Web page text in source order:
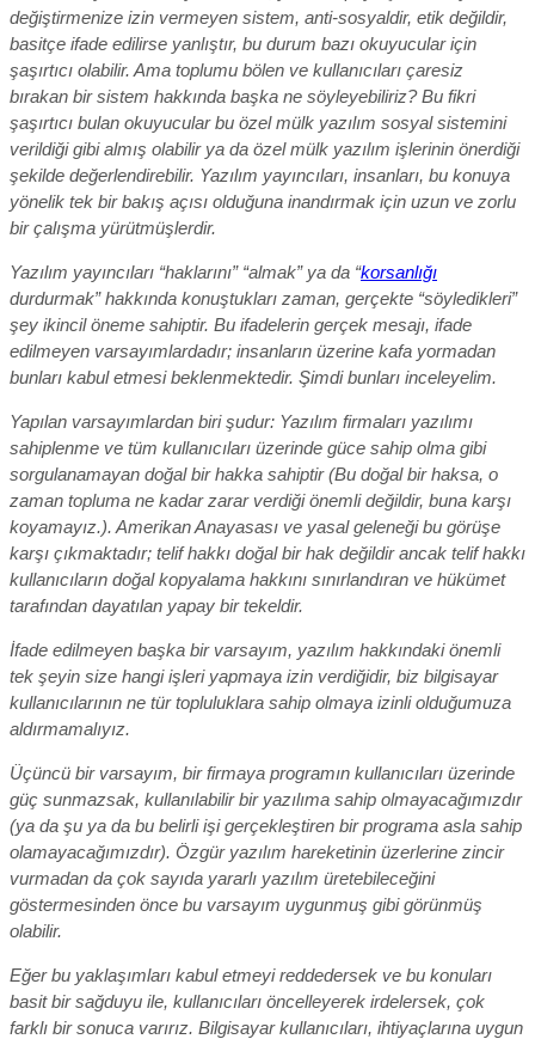
değiştirmenize izin vermeyen sistem, anti-sosyaldir, etik değildir,
basitçe ifade edilirse yanlıştır, bu durum bazı okuyucular için
şaşırtıcı olabilir. Ama toplumu bölen ve kullanıcıları çaresiz
bırakan bir sistem hakkında başka ne söyleyebiliriz? Bu fikri
şaşırtıcı bulan okuyucular bu özel mülk yazılım sosyal sistemini
verildiği gibi almış olabilir ya da özel mülk yazılım işlerinin önerdiği
şekilde değerlendirebilir. Yazılım yayıncıları, insanları, bu konuya
yönelik tek bir bakış açısı olduğuna inandırmak için uzun ve zorlu
bir çalışma yürütmüşlerdir.
Yazılım yayıncıları “haklarını” “almak” ya da “korsanlığı
durdurmak” hakkında konuştukları zaman, gerçekte “söyledikleri”
şey ikincil öneme sahiptir. Bu ifadelerin gerçek mesajı, ifade
edilmeyen varsayımlardadır; insanların üzerine kafa yormadan
bunları kabul etmesi beklenmektedir. Şimdi bunları inceleyelim.
Yapılan varsayımlardan biri şudur: Yazılım firmaları yazılımı
sahiplenme ve tüm kullanıcıları üzerinde güce sahip olma gibi
sorgulanamayan doğal bir hakka sahiptir (Bu doğal bir haksa, o
zaman topluma ne kadar zarar verdiği önemli değildir, buna karşı
koyamayız.). Amerikan Anayasası ve yasal geleneği bu görüşe
karşı çıkmaktadır; telif hakkı doğal bir hak değildir ancak telif hakkı
kullanıcıların doğal kopyalama hakkını sınırlandıran ve hükümet
tarafından dayatılan yapay bir tekeldir.
İfade edilmeyen başka bir varsayım, yazılım hakkındaki önemli
tek şeyin size hangi işleri yapmaya izin verdiğidir, biz bilgisayar
kullanıcılarının ne tür topluluklara sahip olmaya izinli olduğumuza
aldırmamalıyız.
Üçüncü bir varsayım, bir firmaya programın kullanıcıları üzerinde
güç sunmazsak, kullanılabilir bir yazılıma sahip olmayacağımızdır
(ya da şu ya da bu belirli işi gerçekleştiren bir programa asla sahip
olamayacağımızdır). Özgür yazılım hareketinin üzerlerine zincir
vurmadan da çok sayıda yararlı yazılım üretebileceğini
göstermesinden önce bu varsayım uygunmuş gibi görünmüş
olabilir.
Eğer bu yaklaşımları kabul etmeyi reddedersek ve bu konuları
basit bir sağduyu ile, kullanıcıları öncelleyerek irdelersek, çok
farklı bir sonuca varırız. Bilgisayar kullanıcıları, ihtiyaçlarına uygun